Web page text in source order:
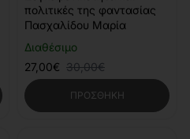
Διαθέσιμο
πολιτικές της φαντασίας
Πασχαλίδου Μαρία
27,00€ 30,00€
ΠΡΟΣΘΉΚΗ